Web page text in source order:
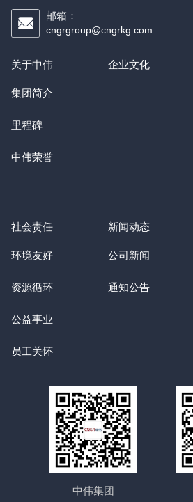
邮箱：
cngrgroup@cngrkg.com
关于中伟
集团简介
里程碑
中伟荣誉
企业文化
社会责任
环境友好
资源循环
公益事业
员工关怀
新闻动态
公司新闻
通知公告
中伟集团